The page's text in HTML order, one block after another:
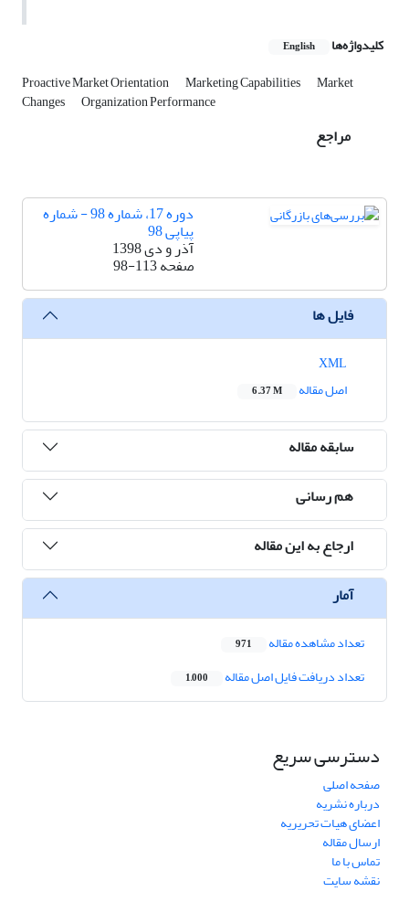
کلیدواژه‌ها English
Proactive Market Orientation Marketing Capabilities Market
Changes Organization Performance
مراجع
دوره 17، شماره 98 - شماره
پیاپی 98
آذر و دی 1398
صفحه98-113
فایل ها
اصل مقاله
6.37 M
سابقه مقاله
هم رسانی
ارجاع به این مقاله
آمار
تعداد مشاهده مقاله 971
تعداد دریافت فایل اصل مقاله 1,000
دسترسی سریع
صفحه اصلی
درباره نشریه
اعضای هیات تحریریه
ارسال مقاله
تماس با ما
نقشه سایت